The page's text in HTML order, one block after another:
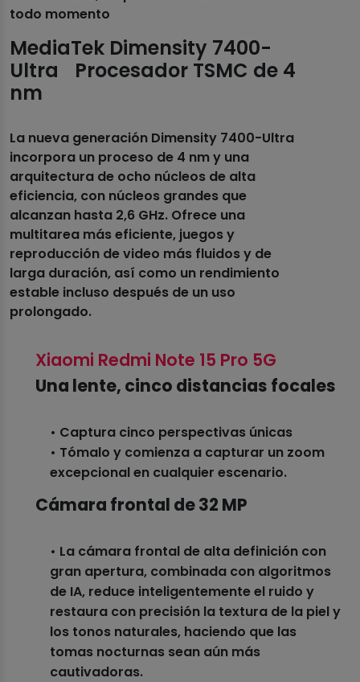
todo momento
MediaTek Dimensity 7400-
Ultra Procesador TSMC de 4
nm
La nueva generación Dimensity 7400-Ultra
incorpora un proceso de 4 nm y una
arquitectura de ocho núcleos de alta
eficiencia, con núcleos grandes que
alcanzan hasta 2,6 GHz. Ofrece una
multitarea más eficiente, juegos y
reproducción de video más fluidos y de
larga duración, así como un rendimiento
estable incluso después de un uso
prolongado.
Xiaomi Redmi Note 15 Pro 5G
Una lente, cinco distancias focales
• Captura cinco perspectivas únicas
• Tómalo y comienza a capturar un zoom
excepcional en cualquier escenario.
Cámara frontal de 32 MP
• La cámara frontal de alta definición con
gran apertura, combinada con algoritmos
de IA, reduce inteligentemente el ruido y
restaura con precisión la textura de la piel y
los tonos naturales, haciendo que las
tomas nocturnas sean aún más
cautivadoras.